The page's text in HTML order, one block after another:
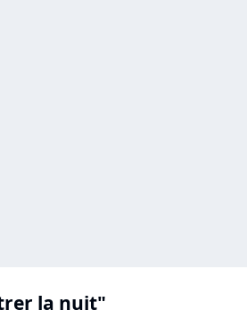
la nuit"